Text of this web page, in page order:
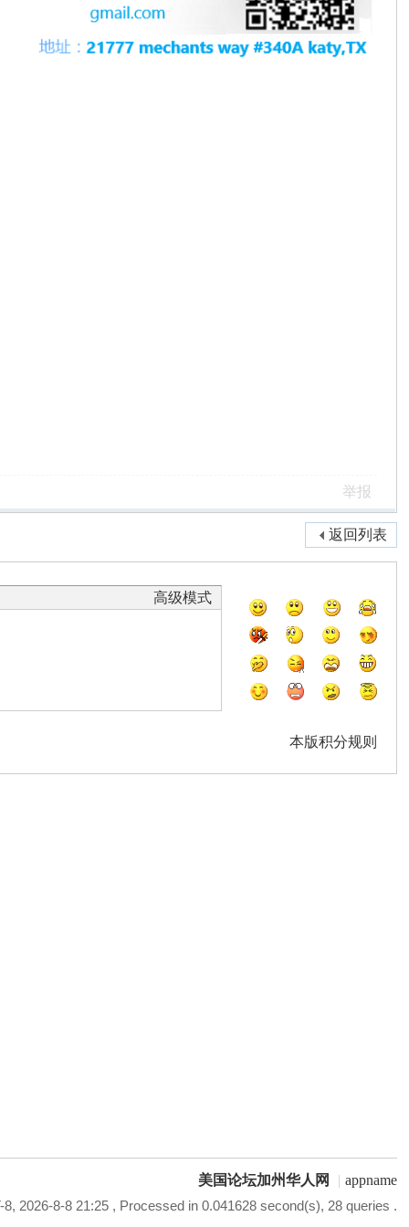
举报
返回列表
高级模式
本版积分规则
美国论坛加州华人网 | appname
8, 2026-8-8 21:25, Processed in 0.041628 second(s), 28 queries .